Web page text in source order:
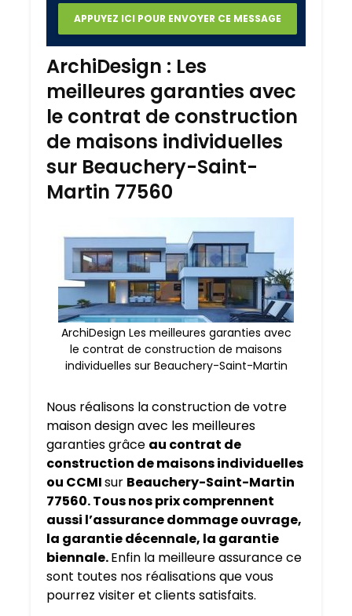
ArchiDesign : Les
meilleures garanties avec
le contrat de construction
de maisons individuelles
sur Beauchery-Saint-
Martin 77560
ArchiDesign Les meilleures garanties avec
le contrat de construction de maisons
individuelles sur Beauchery-Saint-Martin
Nous réalisons la construction de votre
maison design avec les meilleures
garanties grâce au contrat de
construction de maisons individuelles
ou CCMIsur Beauchery-Saint-Martin
77560. Tous nos prix comprennent
aussi l’assurance dommage ouvrage,
la garantie décennale, la garantie
biennale.Enfin la meilleure assurance ce
sont toutes nos réalisations que vous
pourrez visiter et clients satisfaits.